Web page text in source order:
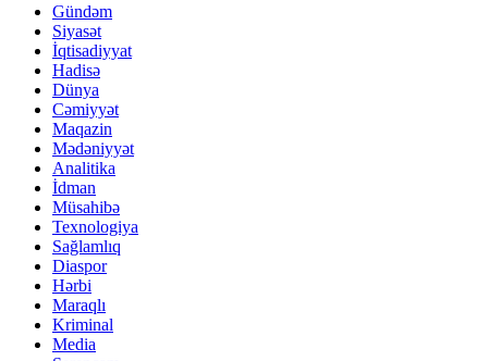
Gündəm
Siyasət
İqtisadiyyat
Hadisə
Dünya
Cəmiyyət
Maqazin
Mədəniyyət
Analitika
İdman
Müsahibə
Texnologiya
Sağlamlıq
Diaspor
Hərbi
Maraqlı
Kriminal
Media